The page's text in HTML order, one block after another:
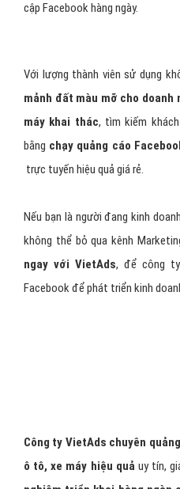
cập Facebook hàng ngày.
Với lượng thành viên sử dụng
mảnh đất màu mỡ cho doanh
máy khai thác, tìm kiếm
bằng chạy quảng cáo
trực tuyến hiệu quả giá rẻ.
Nếu bạn là người đang kinh
không thể bỏ qua kênh
ngay với VietAds, để công
Facebook để phát triển kinh